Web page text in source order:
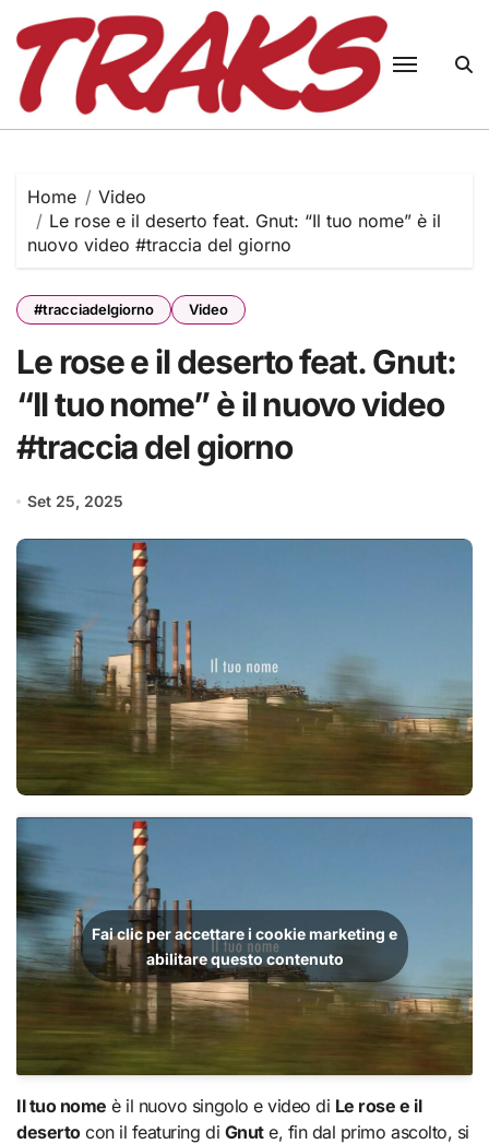
content
Home
Video
Le rose e il deserto feat. Gnut: “Il tuo nome” è il
nuovo video #traccia del giorno
#tracciadelgiorno Video
Le rose e il deserto feat. Gnut:
“Il tuo nome” è il nuovo video
#traccia del giorno
Set 25, 2025
Fai clic per accettare i cookie marketing e
abilitare questo contenuto
Il tuo nome è il nuovo singolo e video di Le rose e il
desertocon il featuring di Gnute, fin dal primo ascolto, si